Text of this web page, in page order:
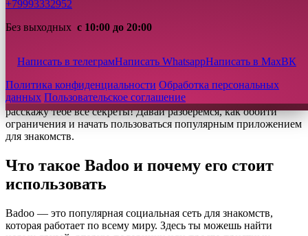
+79993332952
Без выходных с 10:00 до 20:00
Написать в телеграмНаписать WhatsappНаписать в MaxВК
Политика конфиденциальности Обработка персональных
данных Пользовательское соглашение
Услуги Первого Центра брака и Семьи для серьезных
Часто задаваемые вопросы
Привет! Хочешь познакомиться с новыми людьми, но не
знаешь, как установить Badoo в России? Не переживай, я
расскажу тебе все секреты! Давай разберемся, как обойти
ограничения и начать пользоваться популярным приложением
для знакомств.
Что такое Badoo и почему его стоит
использовать
Badoo — это популярная социальная сеть для знакомств,
которая работает по всему миру. Здесь ты можешь найти